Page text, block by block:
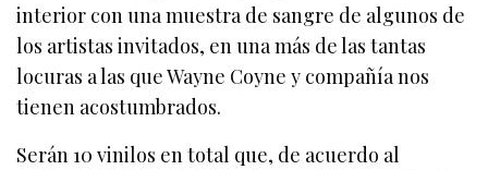
interior con una muestra de sangre de algunos de
los artistas invitados, en una más de las tantas
locuras a las que Wayne Coyne y compañía nos
tienen acostumbrados.
Serán 10 vinilos en total que, de acuerdo al